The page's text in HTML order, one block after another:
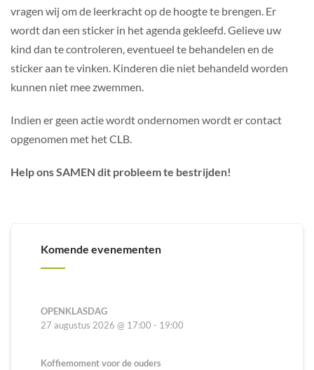
vragen wij om de leerkracht op de hoogte te brengen. Er
wordt dan een sticker in het agenda gekleefd. Gelieve uw
kind dan te controleren, eventueel te behandelen en de
sticker aan te vinken. Kinderen die niet behandeld worden
kunnen niet mee zwemmen.
Indien er geen actie wordt ondernomen wordt er contact
opgenomen met het CLB.
Help ons SAMEN dit probleem te bestrijden!
Komende evenementen
OPENKLASDAG
27 augustus 2026 @ 17:00 - 19:00
Koffiemoment voor de ouders